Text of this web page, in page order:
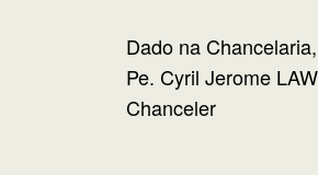
Dado na
Pe. Cyril Jerome
Chanceler